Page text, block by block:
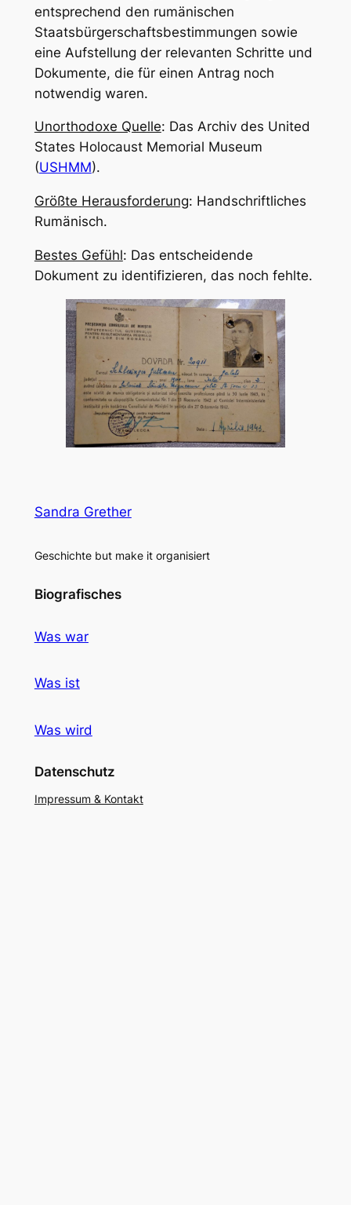
entsprechend den rumänischen
Staatsbürgerschaftsbestimmungen sowie
eine Aufstellung der relevanten Schritte und
Dokumente, die für einen Antrag noch
notwendig waren.
Unorthodoxe Quelle: Das Archiv des United
States Holocaust Memorial Museum
(USHMM).
Größte Herausforderung: Handschriftliches
Rumänisch.
Bestes Gefühl: Das entscheidende
Dokument zu identifizieren, das noch fehlte.
Sandra Grether
Geschichte but make it organisiert
Biografisches
Was war
Was ist
Was wird
Datenschutz
Impressum & Kontakt